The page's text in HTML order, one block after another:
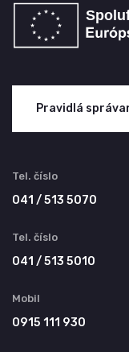
Pravidlá
Tel. číslo
041 / 513 5070
Tel. číslo
041 / 513 5010
Mobil
0915 111 930